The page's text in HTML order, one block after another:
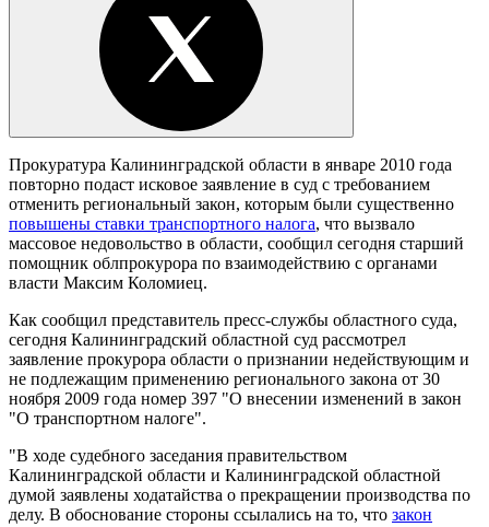
Прокуратура Калининградской области в январе 2010 года
повторно подаст исковое заявление в суд с требованием
отменить региональный закон, которым были существенно
повышены ставки транспортного налога, что вызвало
массовое недовольство в области, сообщил сегодня старший
помощник облпрокурора по взаимодействию с органами
власти Максим Коломиец.
Как сообщил представитель пресс-службы областного суда,
сегодня Калининградский областной суд рассмотрел
заявление прокурора области о признании недействующим и
не подлежащим применению регионального закона от 30
ноября 2009 года номер 397 "О внесении изменений в закон
"О транспортном налоге".
"В ходе судебного заседания правительством
Калининградской области и Калининградской областной
думой заявлены ходатайства о прекращении производства по
делу. В обоснование стороны ссылались на то, что закон